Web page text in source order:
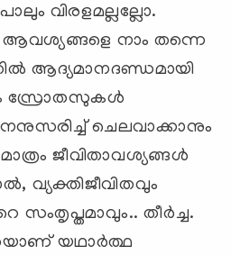
വിരളമല്ലല്ലോ.
നാം തന്നെ
ആദ്യമാനദണ്ഡമായി
സ്രോതസുകള്‍
ചെലവാക്കാനും
ജീവിതാവശ്യങ്ങള്‍
വ്യക്തിജീവിതവും
സംതൃപ്തമാവും.. തീര്‍ച്ച.
യഥാര്‍ത്ഥ